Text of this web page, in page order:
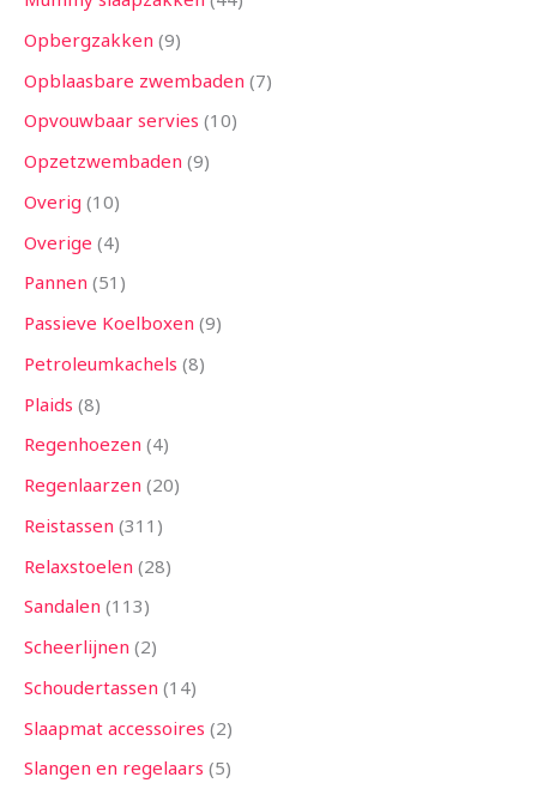
Opbergzakken 9
Opblaasbare zwembaden 7
Opvouwbaar servies 10
Opzetzwembaden 9
Overig 10
Overige 4
Pannen 51
Passieve Koelboxen 9
Petroleumkachels 8
Plaids 8
Regenhoezen 4
Regenlaarzen 20
Reistassen 311
Relaxstoelen 28
Sandalen 113
Scheerlijnen 2
Schoudertassen 14
Slaapmat accessoires 2
Slangen en regelaars 5